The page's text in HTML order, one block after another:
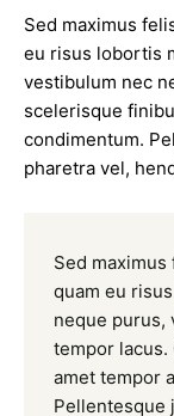
Sed maximus
eu risus lobortis
vestibulum nec
scelerisque
condimentum.
pharetra vel,
Sed
quam eu
neque purus,
tempor
amet tempor
Pellentesque